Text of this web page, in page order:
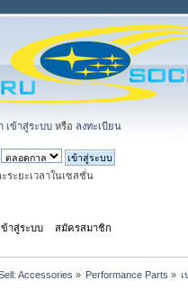
เข้าสู่ระบบ หรือ ลงทะเบียน
ระยะเวลาในเซสชั่น
ข้าสู่ระบบ สมัครสมาชิก
Accessories » Performance Parts » เ